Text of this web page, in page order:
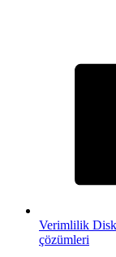
Verimlilik
çözümleri